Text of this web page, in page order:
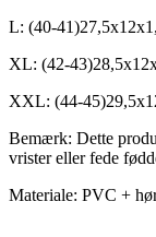
L: (40-
XL: (42-
XXL: (44-
Bemærk: Dette
vrister eller fede
Materiale: PVC +